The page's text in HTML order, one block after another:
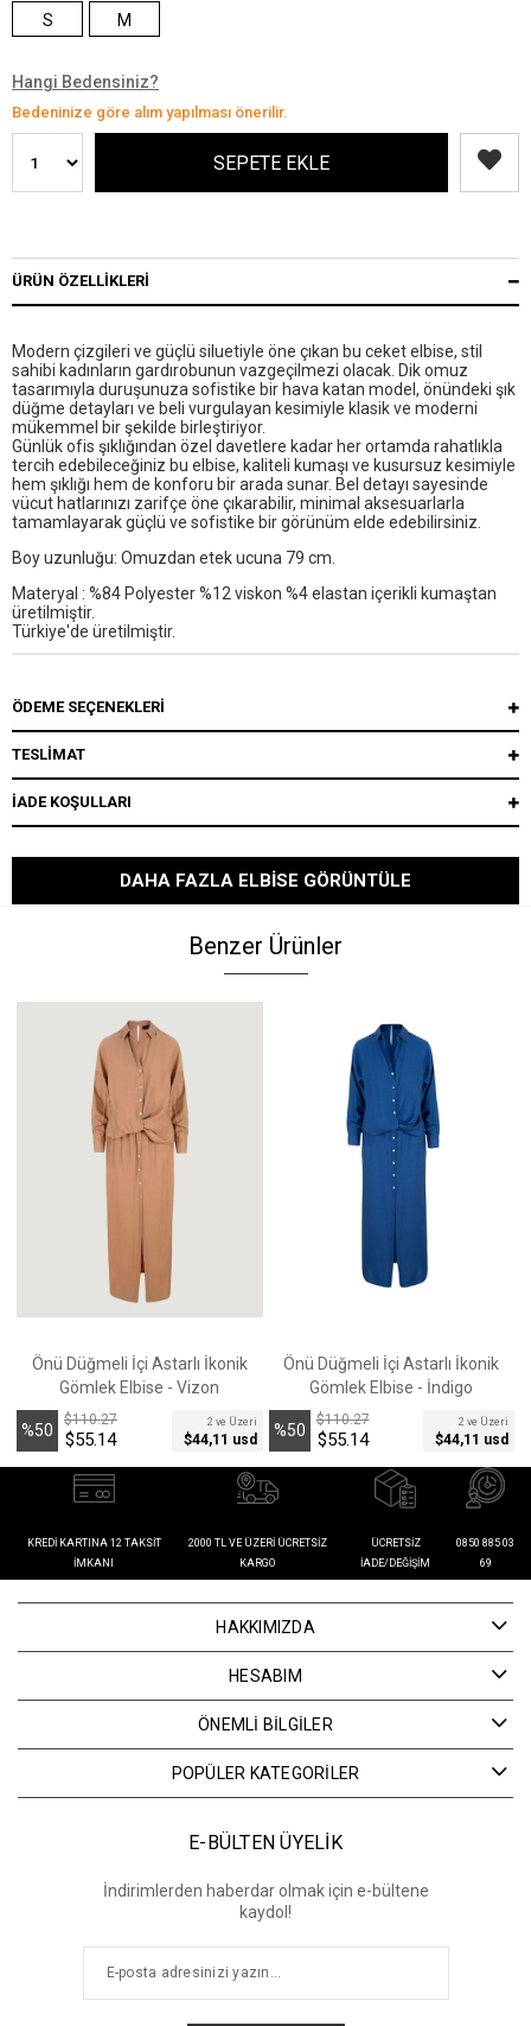
S M
Hangi Bedensiniz?
Bedeninize göre alım yapılması önerilir.
ÜRÜN ÖZELLIKLERI
Modern çizgileri ve güçlü siluetiyle öne çıkan bu ceket elbise, stil
sahibi kadınların gardırobunun vazgeçilmezi olacak. Dik omuz
tasarımıyla duruşunuza sofistike bir hava katan model, önündeki şık
düğme detayları ve beli vurgulayan kesimiyle klasik ve moderni
mükemmel bir şekilde birleştiriyor.
Günlük ofis şıklığından özel davetlere kadar her ortamda rahatlıkla
tercih edebileceğiniz bu elbise, kaliteli kumaşı ve kusursuz kesimiyle
hem şıklığı hem de konforu bir arada sunar. Bel detayı sayesinde
vücut hatlarınızı zarifçe öne çıkarabilir, minimal aksesuarlarla
tamamlayarak güçlü ve sofistike bir görünüm elde edebilirsiniz.
Boy uzunluğu: Omuzdan etek ucuna 79 cm.
Materyal : %84 Polyester %12 viskon %4 elastan içerikli kumaştan
üretilmiştir.
Türkiye'de üretilmiştir.
ÖDEME SEÇENEKLERI
TESLİMAT
İADE KOŞULLARI
DAHA FAZLA ELBISE GÖRÜNTÜLE
Benzer Ürünler
Önü Düğmeli İçi Astarlı İkonik
Gömlek Elbise - Vizon
%50
İndirim
$55.14
$110.27 2 ve Üzeri
$44,11 usd
Önü Düğmeli İçi Astarlı İkonik
Gömlek Elbise - İndigo
%50
İndirim
$55.14
$110.27 2 ve Üzeri
$44,11 usd
KREDI KARTINA 12 TAKSIT
İMKANI
2000 TL VE ÜZERI ÜCRETSIZ
KARGO
ÜCRETSIZ
İADE/DEĞIŞIM
0850 885 03
69
HAKKIMIZDA
HESABIM
ÖNEMLİ BİLGİLER
POPÜLER KATEGORİLER
E-BÜLTEN ÜYELİK
İndirimlerden haberdar olmak için e-bültene
kaydol!